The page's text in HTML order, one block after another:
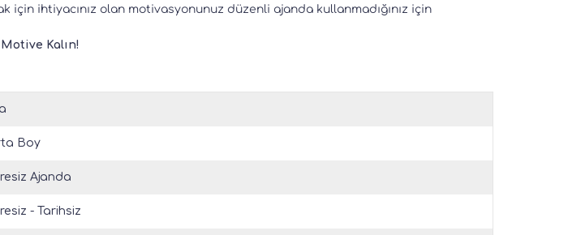
için ihtiyacınız olan motivasyonunuz düzenli ajanda kullanmadığınız için
Kalın!
Boy
Ajanda
- Tarihsiz